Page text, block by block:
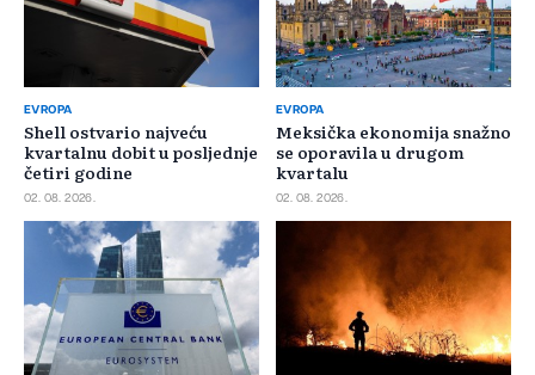
EVROPA
Shell ostvario najveću
kvartalnu dobit u posljednje
četiri godine
02. 08. 2026.
EVROPA
Meksička ekonomija snažno
se oporavila u drugom
kvartalu
02. 08. 2026.